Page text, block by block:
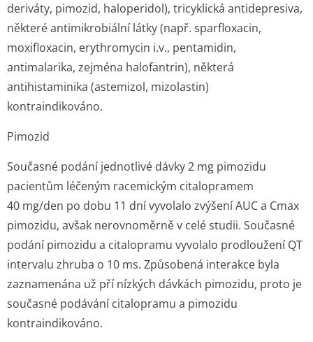
deriváty, pimozid, haloperidol), tricyklická antidepresiva,
některé antimikrobiální látky (např. sparfloxacin,
moxifloxacin, erythromycin i.v., pentamidin,
antimalarika, zejména halofantrin), některá
antihistaminika (astemizol, mizolastin)
kontraindikováno.
Pimozid
Současné podání jednotlivé dávky 2 mg pimozidu
pacientům léčeným racemickým citalopramem
40 mg/den po dobu 11 dní vyvolalo zvýšení AUC a Cmax
pimozidu, avšak nerovnoměrně v celé studii. Současné
podání pimozidu a citalopramu vyvolalo prodloužení QT
intervalu zhruba o 10 ms. Způsobená interakce byla
zaznamenána už pří nízkých dávkách pimozidu, proto je
současné podávání citalopramu a pimozidu
kontraindikováno.